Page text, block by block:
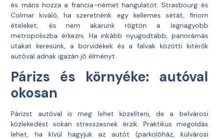
és máris hozza a francia–német hangulatot. Strasbourg és
Colmar kiváló, ha szeretnénk egy kellemes sétát, finom
ételeket, és nem akarunk rögtön a legnagyobb
metropoliszba érkezni. Ha inkább nyugodtabb, panorámás
utakat keresünk, a borvidékek és a falvak közötti kitérők
autóval adnak igazán jó élményt.
Párizs és környéke: autóval
okosan
Párizst autóval is meg lehet közelíteni, de a belvárosi
közlekedést sokan stresszesnek érzik. Praktikus megoldás
lehet, ha kívül hagyjuk az autót (parkolóház, külvárosi